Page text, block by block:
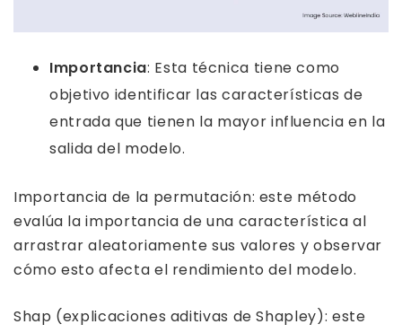
Importancia: Esta técnica tiene como
objetivo identificar las características de
entrada que tienen la mayor influencia en la
salida del modelo.
Importancia de la permutación: este método
evalúa la importancia de una característica al
arrastrar aleatoriamente sus valores y observar
cómo esto afecta el rendimiento del modelo.
Shap (explicaciones aditivas de Shapley): este